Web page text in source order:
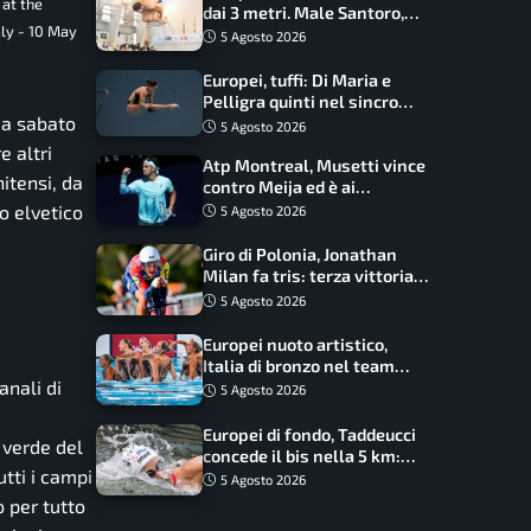
- 10 May
sabato
altri
da
elvetico
di
del
i campi
per tutto
dai 3 metri. Male Santoro,
Wesemann si prende l’oro
5 Agosto 2026
Europei, tuffi: Di Maria e
Pelligra quinti nel sincro
misto. Oro all’Ucraina
5 Agosto 2026
Atp Montreal, Musetti vince
contro Meija ed è ai
sedicesimi
5 Agosto 2026
Giro di Polonia, Jonathan
Milan fa tris: terza vittoria
consecutiva e primato
5 Agosto 2026
Europei nuoto artistico,
Italia di bronzo nel team
acrobatic: terzo podio
5 Agosto 2026
Europei di fondo, Taddeucci
concede il bis nella 5 km:
oro azzurro, Pozzobon
5 Agosto 2026